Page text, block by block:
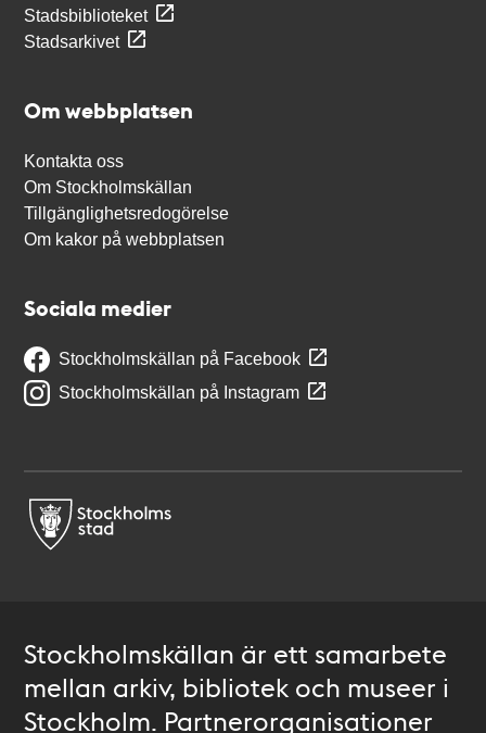
Stadsbiblioteket
Stadsarkivet
Om webbplatsen
Kontakta oss
Om Stockholmskällan
Tillgänglighetsredogörelse
Om kakor på webbplatsen
Sociala medier
Stockholmskällan på Facebook
Stockholmskällan på Instagram
Stockholmskällan är ett samarbete
mellan arkiv, bibliotek och museer i
Stockholm. Partnerorganisationer